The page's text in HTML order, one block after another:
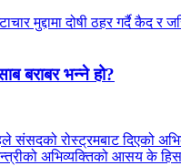
मुद्दामा दोषी ठहर गर्दै
बराबर भन्ने हो?
संसदको रोस्ट्रमबाट दिएको
अभिव्यक्तिको आसय के